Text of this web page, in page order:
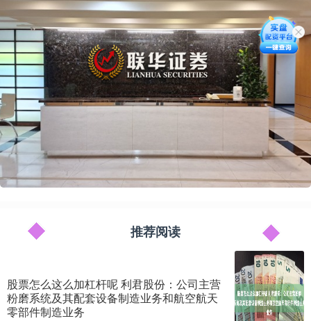
推荐阅读
股票怎么这么加杠杆呢 利君股份：公司主营
粉磨系统及其配套设备制造业务和航空航天
零部件制造业务